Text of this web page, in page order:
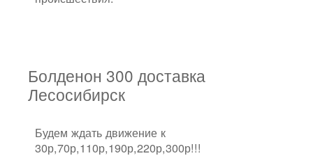
Болденон 300 доставка
Лесосибирск
Будем ждать движение к
30р,70р,110р,190р,220р,300р!!!